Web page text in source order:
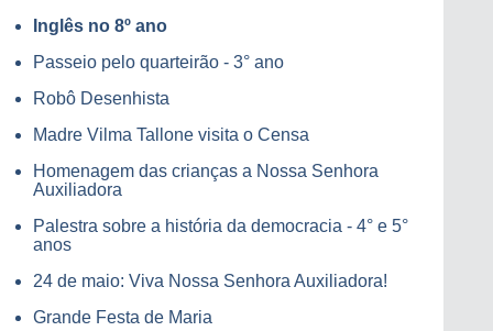
Inglês no 8º ano
Passeio pelo quarteirão - 3° ano
Robô Desenhista
Madre Vilma Tallone visita o Censa
Homenagem das crianças a Nossa Senhora
Auxiliadora
Palestra sobre a história da democracia - 4° e 5°
anos
24 de maio: Viva Nossa Senhora Auxiliadora!
Grande Festa de Maria